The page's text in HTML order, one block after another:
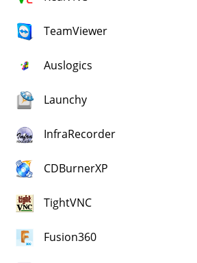
TeamViewer
Auslogics
Launchy
InfraRecorder
CDBurnerXP
TightVNC
Fusion360